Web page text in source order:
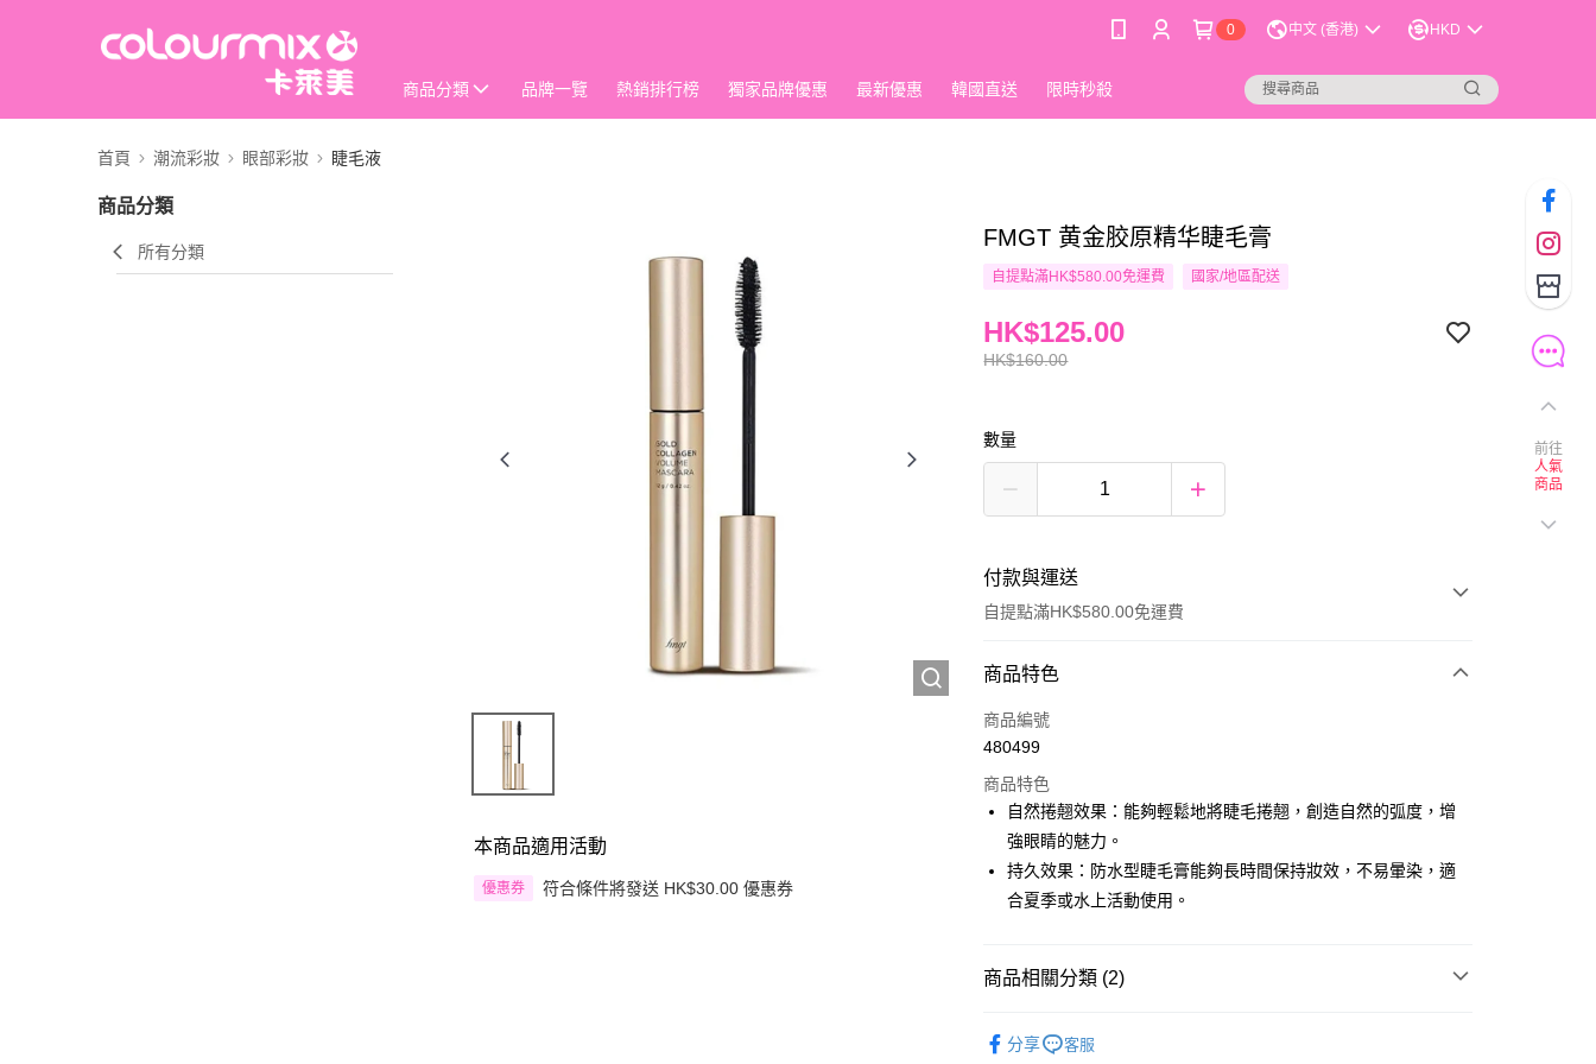
0 中文 (香港) HKD
商品分類 品牌一覽 熱銷排行榜 獨家品牌優惠 最新優惠 韓國直送 限時秒殺
首頁 潮流彩妝 眼部彩妝 睫毛液
商品分類
所有分類
本商品適用活動
優惠券 符合條件將發送 HK$30.00 優惠券
FMGT 黄金胶原精华睫毛膏
自提點滿HK$580.00免運費 國家/地區配送
HK$160.00
HK$125.00
數量
付款與運送
自提點滿HK$580.00免運費
付款方式
信用卡
Google Pay
AlipayHK
PayMe
其他轉帳方式
銀行匯款 請將存款存到以下銀行帳戶，並於存款單據寫上訂單編號後電郵
至eshop@colourmix-cosmetics.com** **我們不會處理沒有提供存款單據
商品特色
商品編號
480499
商品特色
自然捲翹效果：能夠輕鬆地將睫毛捲翹，創造自然的弧度，增
強眼睛的魅力。
持久效果：防水型睫毛膏能夠長時間保持妝效，不易暈染，適
合夏季或水上活動使用。
商品相關分類 (2)
分享 客服
前往
人氣
商品